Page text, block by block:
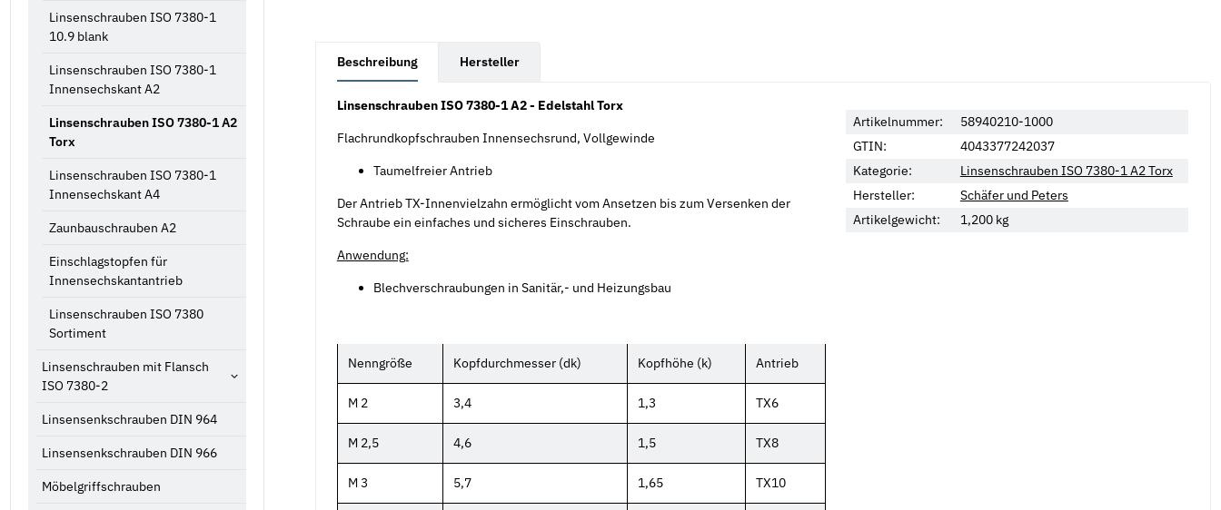
Beschreibung Hersteller
Linsenschrauben ISO 7380-1 A2 - Edelstahl Torx
Flachrundkopfschrauben Innensechsrund, Vollgewinde
Taumelfreier Antrieb
Der Antrieb TX-Innenvielzahn ermöglicht vom Ansetzen bis zum Versenken der
Schraube ein einfaches und sicheres Einschrauben.
Anwendung:
Blechverschraubungen in Sanitär,- und Heizungsbau
Nenngröße Kopfdurchmesser (dk) Kopfhöhe (k) Antrieb
M 2 3,4 1,3 TX6
M 2,5 4,6 1,5 TX8
M 3 5,7 1,65 TX10
Artikelnummer:
58940210-1000
GTIN:
4043377242037
Kategorie:
Linsenschrauben ISO 7380-1 A2 Torx
Hersteller:
Schäfer und Peters
Artikelgewicht:
1,200 kg
Linsenschrauben ISO 7380-1
10.9 blank
Linsenschrauben ISO 7380-1
Innensechskant A2
Linsenschrauben ISO 7380-1 A2
Torx
Linsenschrauben ISO 7380-1
Innensechskant A4
Zaunbauschrauben A2
Einschlagstopfen für
Innensechskantantrieb
Linsenschrauben ISO 7380
Sortiment
Linsenschrauben mit Flansch
ISO 7380-2
Linsensenkschrauben DIN 964
Linsensenkschrauben DIN 966
Möbelgriffschrauben